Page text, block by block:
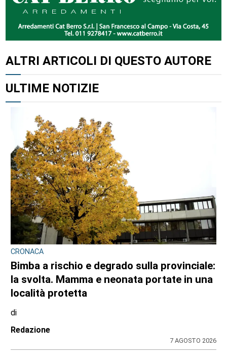
ALTRI ARTICOLI DI QUESTO AUTORE
ULTIME NOTIZIE
CRONACA
Bimba a rischio e degrado sulla provinciale:
la svolta. Mamma e neonata portate in una
località protetta
di
Redazione
7 AGOSTO 2026